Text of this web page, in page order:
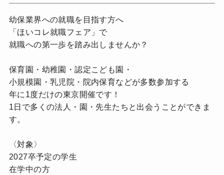
幼保業界への就職を目指す方へ
「ほいコレ就職フェア」で
就職への第一歩を踏み出しませんか？
保育園・幼稚園・認定こども園・
小規模園・乳児院・院内保育などが多数参加する
年に1度だけの東京開催です！
1日で多くの法人・園・先生たちと出会うことができま
す。
〈対象〉
2027卒予定の学生
在学中の方